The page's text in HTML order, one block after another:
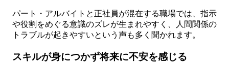
パート・アルバイトと正社員が混在する職場では、指示
や役割をめぐる意識のズレが生まれやすく、人間関係の
トラブルが起きやすいという声も多く聞かれます。
スキルが身につかず将来に不安を感じる